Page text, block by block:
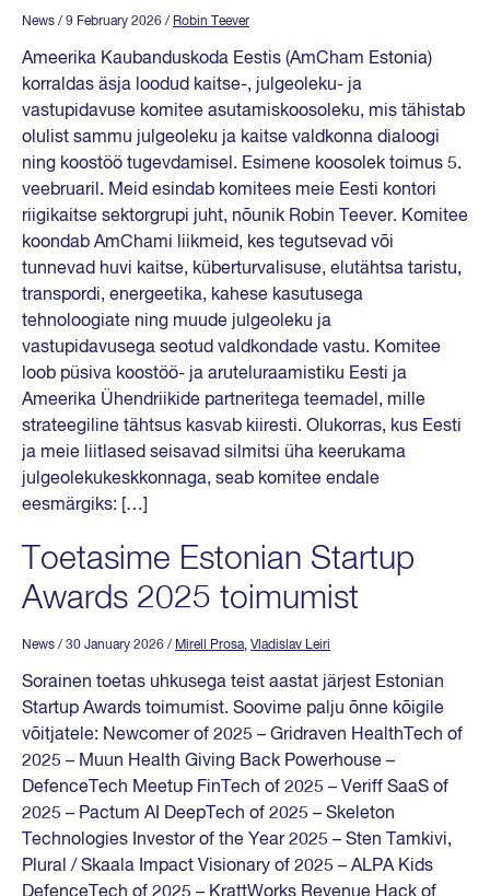
News / 9 February 2026 / Robin Teever
Ameerika Kaubanduskoda Eestis (AmCham Estonia)
korraldas äsja loodud kaitse-, julgeoleku- ja
vastupidavuse komitee asutamiskoosoleku, mis tähistab
olulist sammu julgeoleku ja kaitse valdkonna dialoogi
ning koostöö tugevdamisel. Esimene koosolek toimus 5.
veebruaril. Meid esindab komitees meie Eesti kontori
riigikaitse sektorgrupi juht, nõunik Robin Teever. Komitee
koondab AmChami liikmeid, kes tegutsevad või
tunnevad huvi kaitse, küberturvalisuse, elutähtsa taristu,
transpordi, energeetika, kahese kasutusega
tehnoloogiate ning muude julgeoleku ja
vastupidavusega seotud valdkondade vastu. Komitee
loob püsiva koostöö- ja aruteluraamistiku Eesti ja
Ameerika Ühendriikide partneritega teemadel, mille
strateegiline tähtsus kasvab kiiresti. Olukorras, kus Eesti
ja meie liitlased seisavad silmitsi üha keerukama
julgeolekukeskkonnaga, seab komitee endale
eesmärgiks: […]
Toetasime Estonian Startup
Awards 2025 toimumist
News / 30 January 2026 / Mirell Prosa, Vladislav Leiri
Sorainen toetas uhkusega teist aastat järjest Estonian
Startup Awards toimumist. Soovime palju õnne kõigile
võitjatele: Newcomer of 2025 – Gridraven HealthTech of
2025 – Muun Health Giving Back Powerhouse –
DefenceTech Meetup FinTech of 2025 – Veriff SaaS of
2025 – Pactum AI DeepTech of 2025 – Skeleton
Technologies Investor of the Year 2025 – Sten Tamkivi,
Plural / Skaala Impact Visionary of 2025 – ALPA Kids